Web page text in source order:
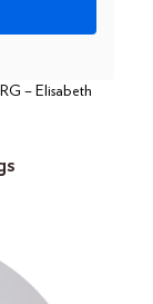
– Elisabeth